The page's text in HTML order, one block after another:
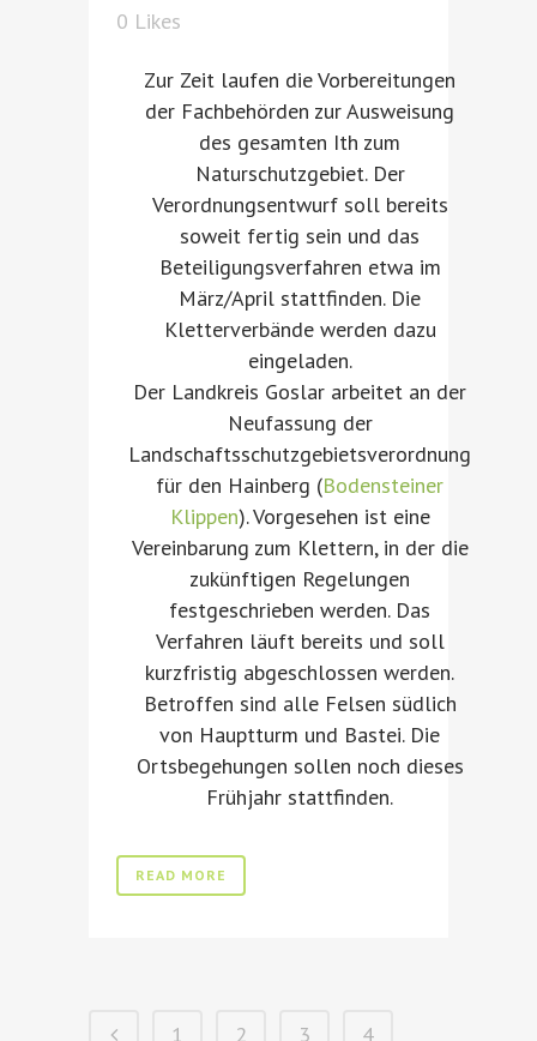
0 Likes
Zur Zeit laufen die Vorbereitungen
der Fachbehörden zur Ausweisung
des gesamten Ith zum
Naturschutzgebiet. Der
Verordnungsentwurf soll bereits
soweit fertig sein und das
Beteiligungsverfahren etwa im
März/April stattfinden. Die
Kletterverbände werden dazu
eingeladen.
Der Landkreis Goslar arbeitet an der
Neufassung der
Landschaftsschutzgebietsverordnung
für den Hainberg (Bodensteiner
Klippen). Vorgesehen ist eine
Vereinbarung zum Klettern, in der die
zukünftigen Regelungen
festgeschrieben werden. Das
Verfahren läuft bereits und soll
kurzfristig abgeschlossen werden.
Betroffen sind alle Felsen südlich
von Hauptturm und Bastei. Die
Ortsbegehungen sollen noch dieses
Frühjahr stattfinden.
READ MORE
1 2 3
4